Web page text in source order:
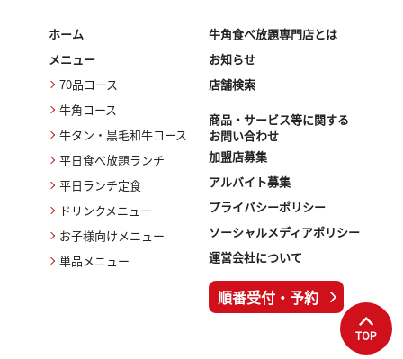
TOP
ホーム
メニュー
70品コース
牛角コース
牛タン・黒毛和牛コース
平日食べ放題ランチ
平日ランチ定食
ドリンクメニュー
お子様向けメニュー
単品メニュー
牛角食べ放題専門店とは
お知らせ
店舗検索
商品・サービス等に関する
お問い合わせ
加盟店募集
アルバイト募集
プライバシーポリシー
ソーシャルメディアポリシー
運営会社について
順番受付・予約